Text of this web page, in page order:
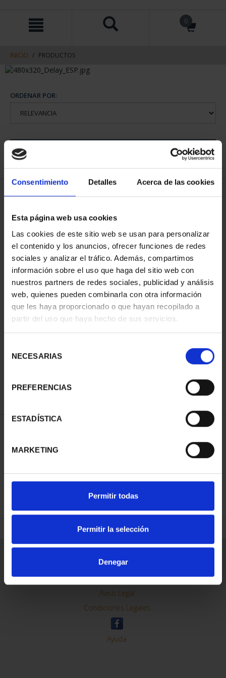
Consentimiento Detalles Acerca de las cookies
Esta página web usa cookies
Las cookies de este sitio web se usan para personalizar
el contenido y los anuncios, ofrecer funciones de redes
sociales y analizar el tráfico. Además, compartimos
información sobre el uso que haga del sitio web con
nuestros partners de redes sociales, publicidad y análisis
web, quienes pueden combinarla con otra información
que les haya proporcionado o que hayan recopilado a
partir del uso que haya hecho de sus servicios.
NECESARIAS
PREFERENCIAS
ESTADÍSTICA
MARKETING
Permitir todas
Permitir la selección
Denegar
contenido
navegacin
0
INICIO PRODUCTOS
ORDENAR POR:
1 Productos encontrados
73,00 €
REFINAR
Contacto
Preguntas Frequentes (FAQs)
Aviso Legal
Condiciones Legales
Ayuda